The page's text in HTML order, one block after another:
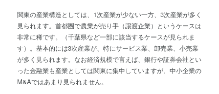
関東の産業構造としては、1次産業が少ない一方、3次産業が多く
見られます。首都圏で農業が売り手（譲渡企業）というケースは
非常に稀です。（千葉県など一部に該当するケースが見られま
す）。基本的には3次産業が、特にサービス業、卸売業、小売業
が多く見られます。なお経済規模で言えば、銀行や証券会社とい
った金融業も産業としては関東に集中していますが、中小企業の
M&Aではあまり見られません。